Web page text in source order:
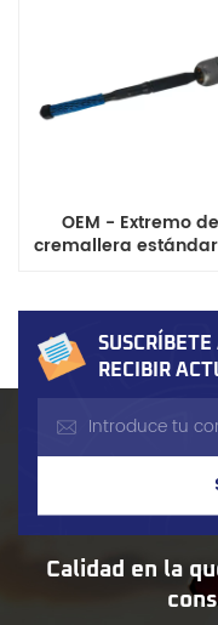
OEM - Extremo de
cremallera estándar
RECIBIR
Calidad en la